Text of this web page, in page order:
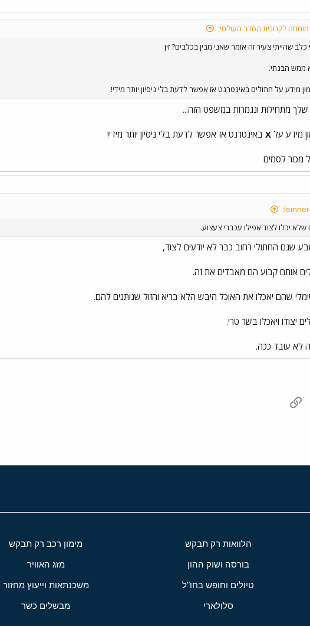
לקנונית הסדר העולמי:
שהייתי צעיר זה אומר שאני מבין בכלבים? זין
ממש הבנתי.
מידע על חתולים באינטרנט אז אפשר לדעת בלי ניסיון יותר מידי!
שלך מתחילות ונגמרות במשפט הזה...
מידע על X באינטרנט אז אפשר לדעת בלי ניסיון יותר מידי!
מכור לסמים
שלא יכלו לצוד אפילו עכברי צעצוע.
שגם החתולי רחוב כבר לא יודעים לצוד,
אותם קבוע הם מאבדים את זה.
שהם יאכלו את האוכל היבש הלא בריא והזול שנותנים להם.
יצודו ויאכלו בשר טרי.
לא עובד ככה.
דואר אלקטרוני
הלוואות רק תבקש מימון רכב רק תבקש
בורסה ושוק ההון מזג האוויר
טיולים וחופש בחו"ל משכנתאות וייעוץ מחזור
סלולארי מבשלים כשר